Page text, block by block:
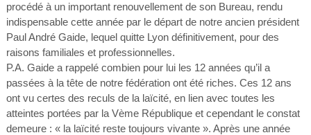
procédé à un important renouvellement de son Bureau, rendu
indispensable cette année par le départ de notre ancien président
Paul André Gaide, lequel quitte Lyon définitivement, pour des
raisons familiales et professionnelles.
P.A. Gaide a rappelé combien pour lui les 12 années qu’il a
passées à la tête de notre fédération ont été riches. Ces 12 ans
ont vu certes des reculs de la laïcité, en lien avec toutes les
atteintes portées par la Vème République et cependant le constat
demeure : « la laïcité reste toujours vivante ». Après une année